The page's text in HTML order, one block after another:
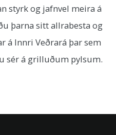
styrk og jafnvel meira á
þarna sitt allrabesta og
á Innri Veðrará þar sem
sér á grilluðum pylsum.